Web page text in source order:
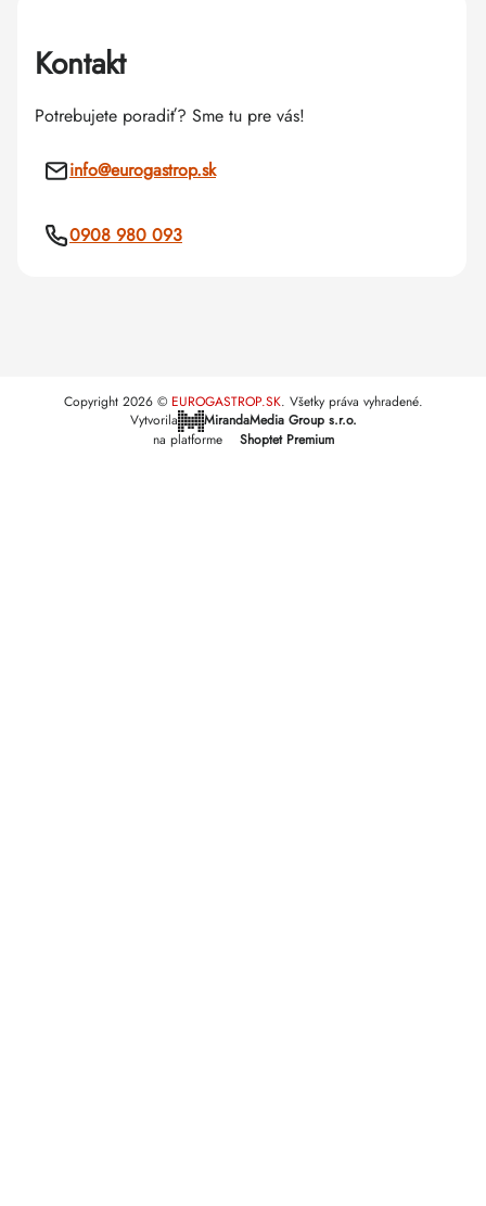
Kontakt
Potrebujete poradiť? Sme tu pre vás!
info@eurogastrop.sk
0908 980 093
Vytvorila
MirandaMedia Group s.r.o.
na platforme
Shoptet Premium
Copyright 2026 EUROGASTROP.SK. Všetky práva vyhradené.